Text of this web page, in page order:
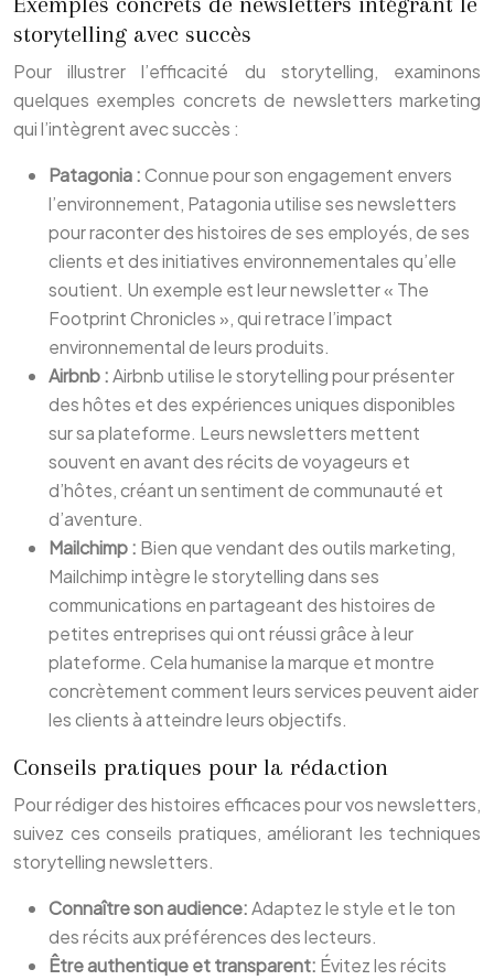
storytelling avec succès
Pour illustrer l’efficacité du storytelling, examinons
quelques exemples concrets de newsletters marketing
qui l’intègrent avec succès :
Patagonia :Connue pour son engagement envers
l’environnement, Patagonia utilise ses newsletters
pour raconter des histoires de ses employés, de ses
clients et des initiatives environnementales qu’elle
soutient. Un exemple est leur newsletter « The
Footprint Chronicles », qui retrace l’impact
environnemental de leurs produits.
Airbnb :Airbnb utilise le storytelling pour présenter
des hôtes et des expériences uniques disponibles
sur sa plateforme. Leurs newsletters mettent
souvent en avant des récits de voyageurs et
d’hôtes, créant un sentiment de communauté et
d’aventure.
Mailchimp : Bien que vendant des outils marketing,
Mailchimp intègre le storytelling dans ses
communications en partageant des histoires de
petites entreprises qui ont réussi grâce à leur
plateforme. Cela humanise la marque et montre
concrètement comment leurs services peuvent aider
les clients à atteindre leurs objectifs.
Conseils pratiques pour la rédaction
Pour rédiger des histoires efficaces pour vos newsletters,
suivez ces conseils pratiques, améliorant les techniques
storytelling newsletters.
Connaître son audience:Adaptez le style et le ton
des récits aux préférences des lecteurs.
Être authentique et transparent: Évitez les récits